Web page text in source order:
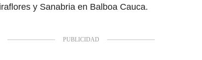
y Sanabria en Balboa Cauca.